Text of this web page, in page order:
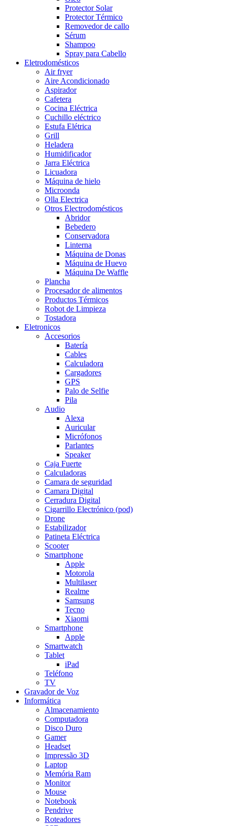
Protector Solar
Protector Térmico
Removedor de callo
Sérum
Shampoo
Spray para Cabello
Eletrodomésticos
Air fryer
Aire Acondicionado
Aspirador
Cafetera
Cocina Eléctrica
Cuchillo eléctrico
Estufa Elétrica
Grill
Heladera
Humidificador
Jarra Eléctrica
Licuadora
Máquina de hielo
Microonda
Olla Electrica
Otros Electrodomésticos
Abridor
Bebedero
Conservadora
Linterna
Máquina de Donas
Máquina de Huevo
Máquina De Waffle
Plancha
Procesador de alimentos
Productos Térmicos
Robot de Limpieza
Tostadora
Eletronicos
Accesorios
Batería
Cables
Calculadora
Cargadores
GPS
Palo de Selfie
Pila
Audio
Alexa
Auricular
Micrófonos
Parlantes
Speaker
Caja Fuerte
Calculadoras
Camara de seguridad
Camara Digital
Cerradura Digital
Cigarrillo Electrónico (pod)
Drone
Estabilizador
Patineta Eléctrica
Scooter
Smartphone
Apple
Motorola
Multilaser
Realme
Samsung
Tecno
Xiaomi
Smartphone
Apple
Smartwatch
Tablet
iPad
Teléfono
TV
Gravador de Voz
Informática
Almacenamiento
Computadora
Disco Duro
Gamer
Headset
Impressão 3D
Laptop
Memória Ram
Monitor
Mouse
Notebook
Pendrive
Roteadores